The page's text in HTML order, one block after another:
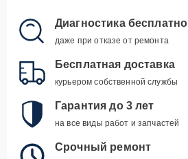
Диагностика бесплатно
даже при отказе от ремонта
Бесплатная доставка
курьером собственной службы
Гарантия до 3 лет
на все виды работ и запчастей
Срочный ремонт